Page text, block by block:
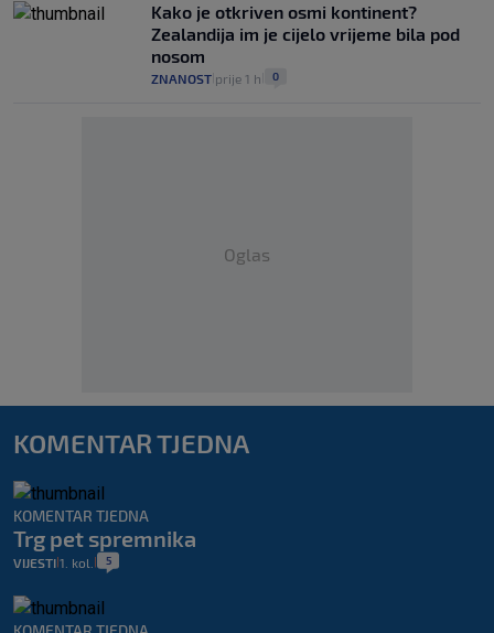
Kako je otkriven osmi kontinent?
Zealandija im je cijelo vrijeme bila pod
nosom
ZNANOST prije 1 h 0
Oglas
KOMENTAR TJEDNA
KOMENTAR TJEDNA
Trg pet spremnika
VIJESTI 1. kol. 5